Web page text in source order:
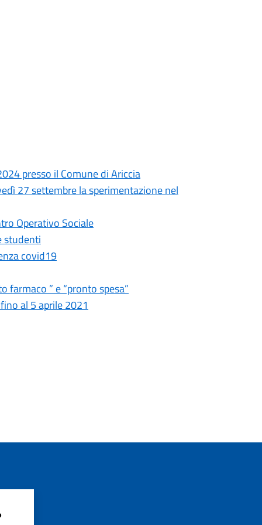
presso il Comune di Ariccia
27 settembre la sperimentazione nel
Operativo Sociale
studenti
covid19
farmaco ” e “pronto spesa”
al 5 aprile 2021